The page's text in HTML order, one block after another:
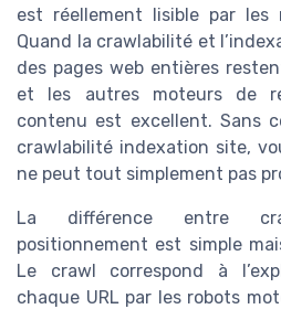
est réellement lisible par les
Quand la crawlabilité et
des pages web entières
et les autres moteurs de
contenu est excellent. Sans
crawlabilité indexation site,
ne peut tout simplement pas
La différence entre
positionnement est simple
Le crawl correspond à
chaque URL par les robots